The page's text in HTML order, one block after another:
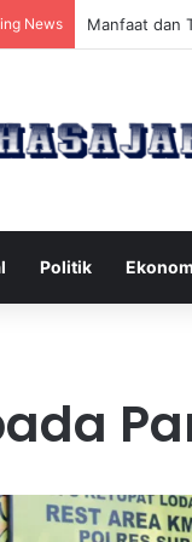
News Manfaat dan
Politik